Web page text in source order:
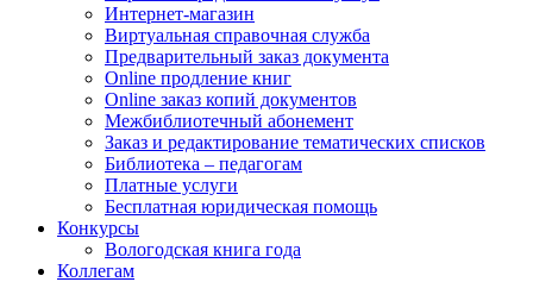
Интернет-магазин
Виртуальная справочная служба
Предварительный заказ документа
Online продление книг
Online заказ копий документов
Межбиблиотечный абонемент
Заказ и редактирование тематических списков
Библиотека – педагогам
Платные услуги
Бесплатная юридическая помощь
Конкурсы
Вологодская книга года
Коллегам